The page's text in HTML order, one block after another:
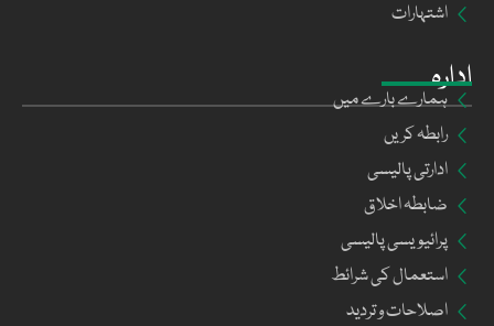
ادارہ
ہمارے بارے میں
رابطہ کریں
ادارتی پالیسی
ضابطہ اخلاق
پرائیویسی پالیسی
استعمال کی شرائط
اصلاحات و تردید
اشتہارات